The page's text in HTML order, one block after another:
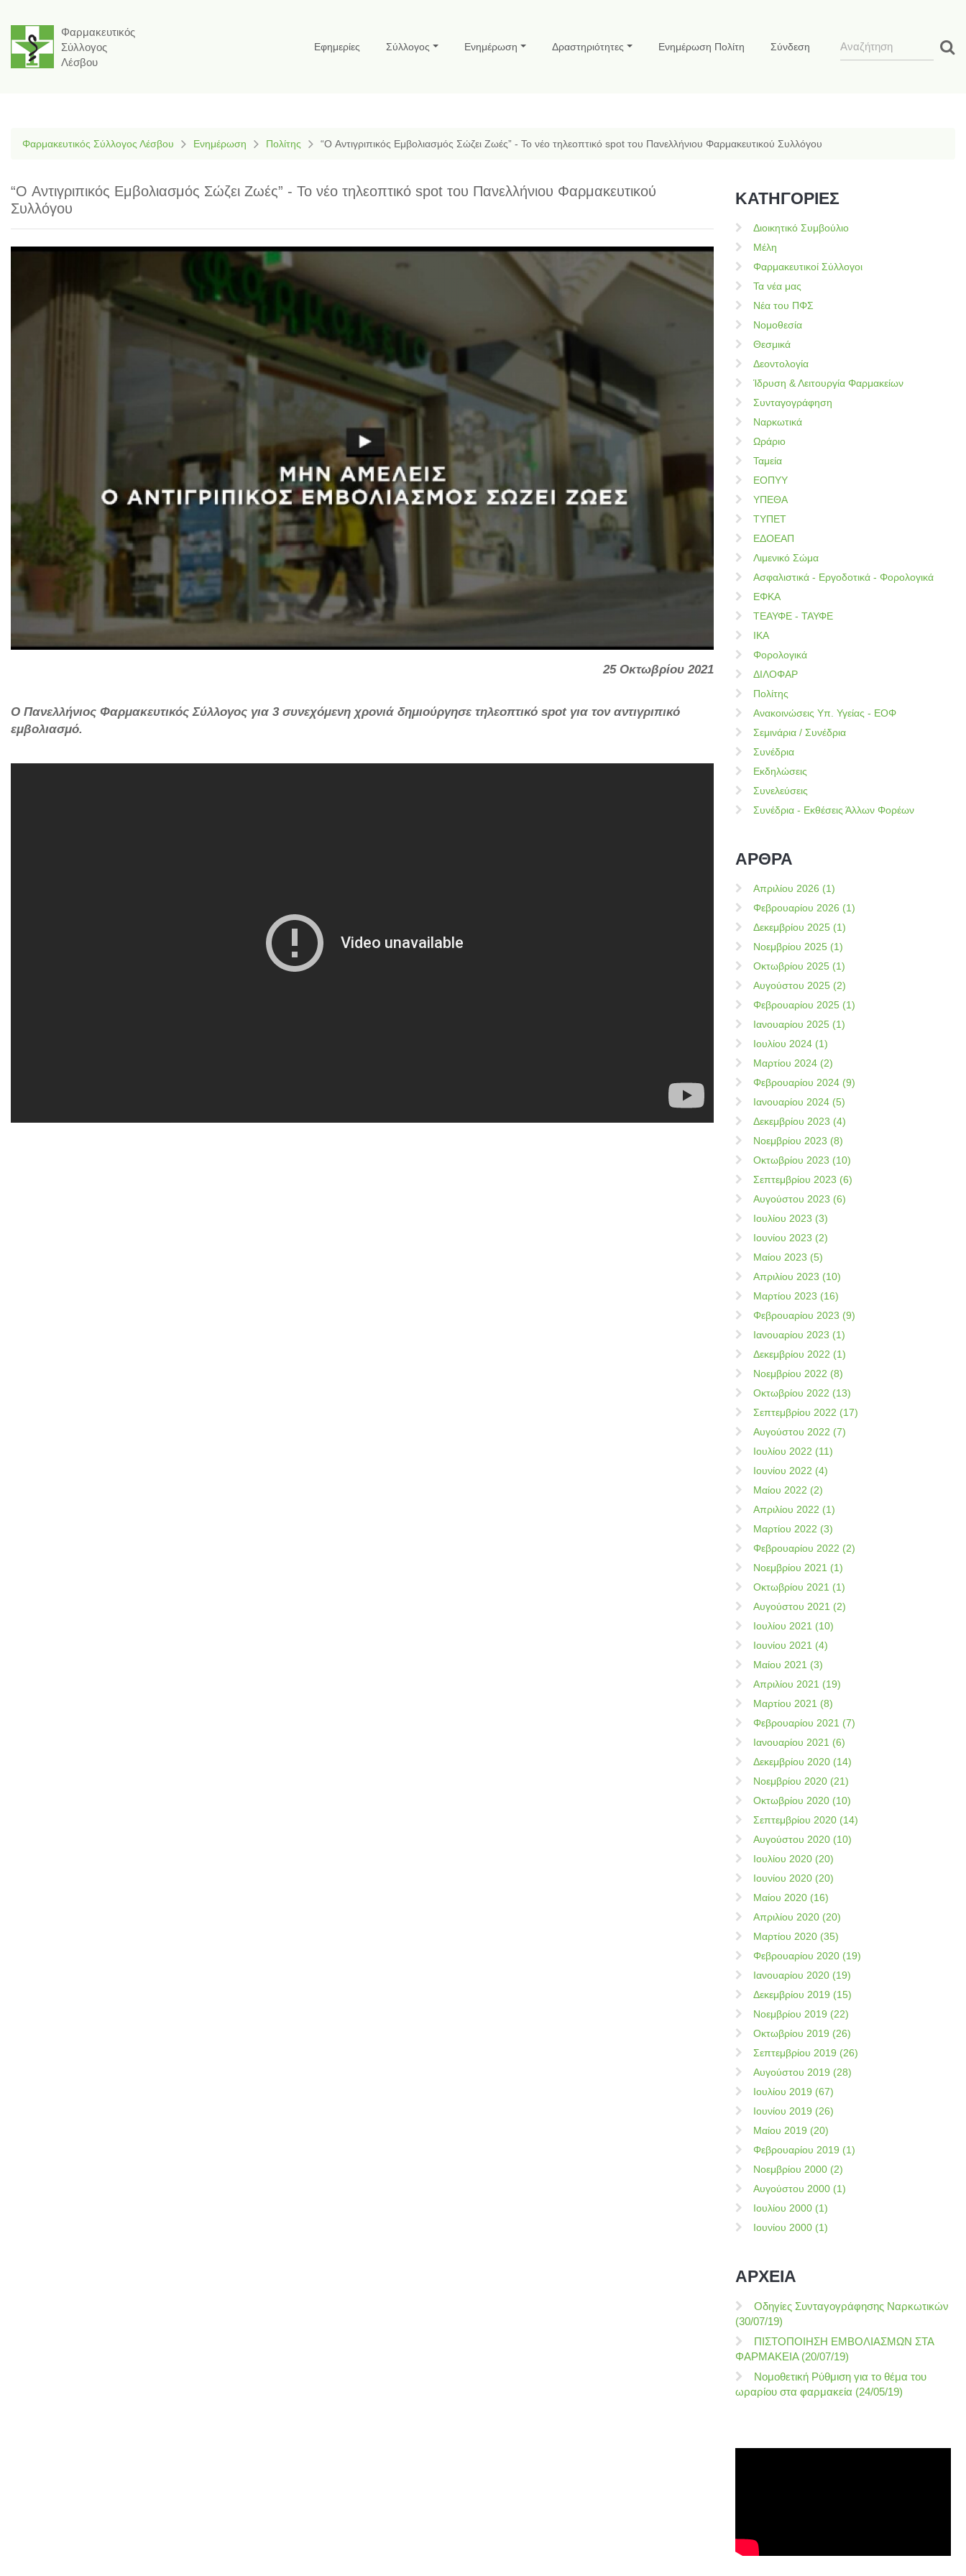
Φαρμακευτικός
Σύλλογος
Λέσβου
Εφημερίες Σύλλογος Ενημέρωση Δραστηριότητες Ενημέρωση Πολίτη Σύνδεση
Φαρμακευτικός Σύλλογος Λέσβου Ενημέρωση Πολίτης “O Αντιγριπικός Εμβολιασμός Σώζει Ζωές” - Το νέο τηλεοπτικό spot του Πανελλήνιου Φαρμακευτικού Συλλόγου
“O Αντιγριπικός Εμβολιασμός Σώζει Ζωές” - Το νέο τηλεοπτικό spot του Πανελλήνιου Φαρμακευτικού
Συλλόγου
25 Οκτωβρίου 2021
O Πανελλήνιος Φαρμακευτικός Σύλλογος για 3 συνεχόμενη χρονιά δημιούργησε τηλεοπτικό spot για τον αντιγριπικό
εμβολιασμό.
ΚΑΤΗΓΟΡΙΕΣ
Διοικητικό Συμβούλιο
Μέλη
Φαρμακευτικοί Σύλλογοι
Τα νέα μας
Νέα του ΠΦΣ
Νομοθεσία
Θεσμικά
Δεοντολογία
Ίδρυση & Λειτουργία Φαρμακείων
Συνταγογράφηση
Ναρκωτικά
Ωράριο
Ταμεία
ΕΟΠΥΥ
ΥΠΕΘΑ
ΤΥΠΕΤ
ΕΔΟΕΑΠ
Λιμενικό Σώμα
Ασφαλιστικά - Εργοδοτικά - Φορολογικά
ΕΦΚΑ
ΤΕΑΥΦΕ - ΤΑΥΦΕ
ΙΚΑ
Φορολογικά
ΔΙΛΟΦΑΡ
Πολίτης
Ανακοινώσεις Υπ. Υγείας - ΕΟΦ
Σεμινάρια / Συνέδρια
Συνέδρια
Εκδηλώσεις
Συνελεύσεις
Συνέδρια - Εκθέσεις Άλλων Φορέων
ΑΡΘΡΑ
Απριλίου 2026 (1)
Φεβρουαρίου 2026 (1)
Δεκεμβρίου 2025 (1)
Νοεμβρίου 2025 (1)
Οκτωβρίου 2025 (1)
Αυγούστου 2025 (2)
Φεβρουαρίου 2025 (1)
Ιανουαρίου 2025 (1)
Ιουλίου 2024 (1)
Μαρτίου 2024 (2)
Φεβρουαρίου 2024 (9)
Ιανουαρίου 2024 (5)
Δεκεμβρίου 2023 (4)
Νοεμβρίου 2023 (8)
Οκτωβρίου 2023 (10)
Σεπτεμβρίου 2023 (6)
Αυγούστου 2023 (6)
Ιουλίου 2023 (3)
Ιουνίου 2023 (2)
Μαίου 2023 (5)
Απριλίου 2023 (10)
Μαρτίου 2023 (16)
Φεβρουαρίου 2023 (9)
Ιανουαρίου 2023 (1)
Δεκεμβρίου 2022 (1)
Νοεμβρίου 2022 (8)
Οκτωβρίου 2022 (13)
Σεπτεμβρίου 2022 (17)
Αυγούστου 2022 (7)
Ιουλίου 2022 (11)
Ιουνίου 2022 (4)
Μαίου 2022 (2)
Απριλίου 2022 (1)
Μαρτίου 2022 (3)
Φεβρουαρίου 2022 (2)
Νοεμβρίου 2021 (1)
Οκτωβρίου 2021 (1)
Αυγούστου 2021 (2)
Ιουλίου 2021 (10)
Ιουνίου 2021 (4)
Μαίου 2021 (3)
Απριλίου 2021 (19)
Μαρτίου 2021 (8)
Φεβρουαρίου 2021 (7)
Ιανουαρίου 2021 (6)
Δεκεμβρίου 2020 (14)
Νοεμβρίου 2020 (21)
Οκτωβρίου 2020 (10)
Σεπτεμβρίου 2020 (14)
Αυγούστου 2020 (10)
Ιουλίου 2020 (20)
Ιουνίου 2020 (20)
Μαίου 2020 (16)
Απριλίου 2020 (20)
Μαρτίου 2020 (35)
Φεβρουαρίου 2020 (19)
Ιανουαρίου 2020 (19)
Δεκεμβρίου 2019 (15)
Νοεμβρίου 2019 (22)
Οκτωβρίου 2019 (26)
Σεπτεμβρίου 2019 (26)
Αυγούστου 2019 (28)
Ιουλίου 2019 (67)
Ιουνίου 2019 (26)
Μαίου 2019 (20)
Φεβρουαρίου 2019 (1)
Νοεμβρίου 2000 (2)
Αυγούστου 2000 (1)
Ιουλίου 2000 (1)
Ιουνίου 2000 (1)
ΑΡΧΕΙΑ
Οδηγίες Συνταγογράφησης Ναρκωτικών
(30/07/19)
ΠΙΣΤΟΠΟΙΗΣΗ ΕΜΒΟΛΙΑΣΜΩΝ ΣΤΑ
ΦΑΡΜΑΚΕΙΑ (20/07/19)
Νομοθετική Ρύθμιση για το θέμα του
ωραρίου στα φαρμακεία (24/05/19)